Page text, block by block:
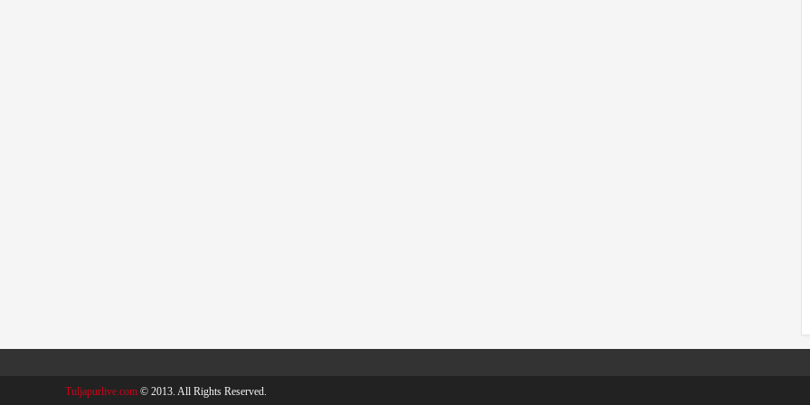
Tuljapurlive.com © 2013. All Rights Reserved.